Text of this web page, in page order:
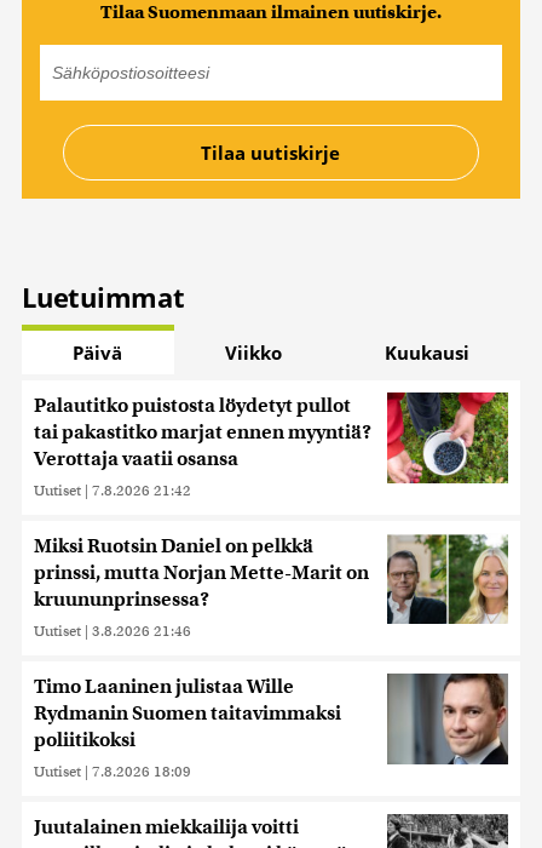
Tilaa Suomenmaan ilmainen uutiskirje.
Luetuimmat
Päivä Viikko Kuukausi
Palautitko puistosta löydetyt pullot
tai pakastitko marjat ennen myyntiä?
Verottaja vaatii osansa
Uutiset | 7.8.2026 21:42
Miksi Ruotsin Daniel on pelkkä
prinssi, mutta Norjan Mette-Marit on
kruununprinsessa?
Uutiset | 3.8.2026 21:46
Timo Laaninen julistaa Wille
Rydmanin Suomen taitavimmaksi
poliitikoksi
Uutiset | 7.8.2026 18:09
Juutalainen miekkailija voitti